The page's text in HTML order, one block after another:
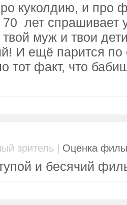
куколдию, и про
лет спрашивает
твой муж и твои
И ещё парится
тот факт, что
зритель | Оценка
и бесячий